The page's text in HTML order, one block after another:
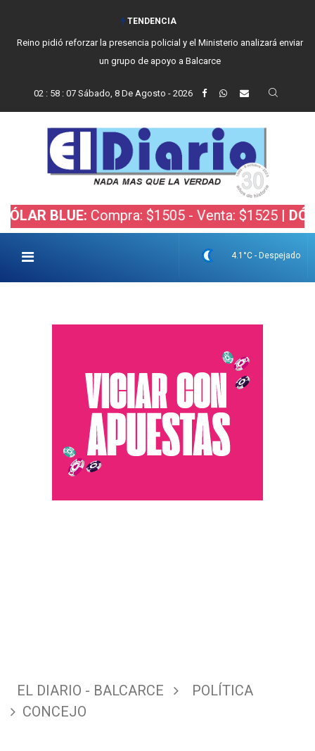
TENDENCIA
Reino pidió reforzar la presencia policial y el Ministerio analizará enviar
un grupo de apoyo a Balcarce
02 : 58 : 08 Sábado, 8 De Agosto - 2026
BLUE:Compra: $1505 - Venta: $1525 |DÓLAR
4.1°C - Despejado
EL DIARIO - BALCARCE
POLÍTICA
CONCEJO